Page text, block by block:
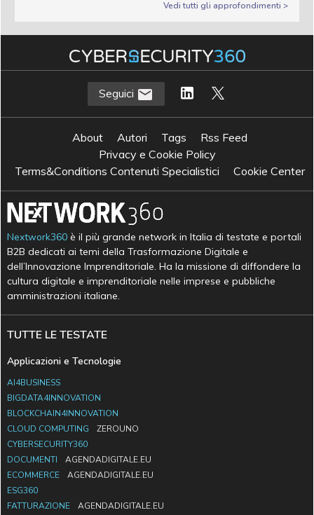
Vedi tutti gli approfondimenti >
Seguici
About Autori Tags
Rss Feed
Privacy e Cookie Policy
Terms&Conditions Contenuti Specialistici
Cookie Center
Nextwork360 è il più grande network in Italia di testate e portali
B2B dedicati ai temi della Trasformazione Digitale e
dell’Innovazione Imprenditoriale. Ha la missione di diffondere la
cultura digitale e imprenditoriale nelle imprese e pubbliche
amministrazioni italiane.
TUTTE LE TESTATE
Applicazioni e Tecnologie
AI4BUSINESS
BIGDATA4INNOVATION
BLOCKCHAIN4INNOVATION
CLOUD COMPUTING
ZEROUNO
CYBERSECURITY360
DOCUMENTI
AGENDADIGITALE.EU
ECOMMERCE
AGENDADIGITALE.EU
ESG360
FATTURAZIONE
AGENDADIGITALE.EU